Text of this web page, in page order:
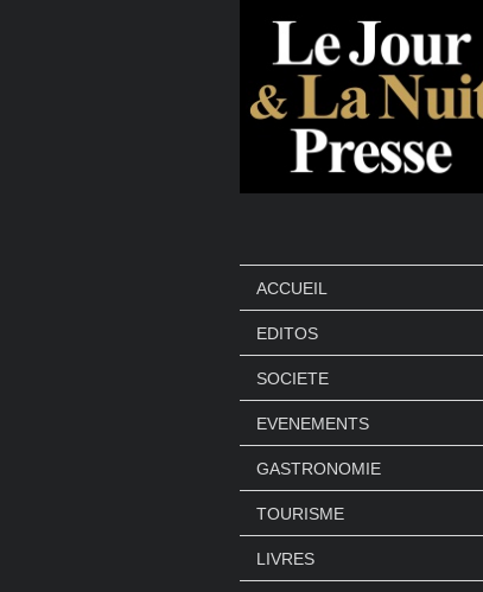
ACCUEIL
EDITOS
SOCIETE
EVENEMENTS
GASTRONOMIE
TOURISME
LIVRES